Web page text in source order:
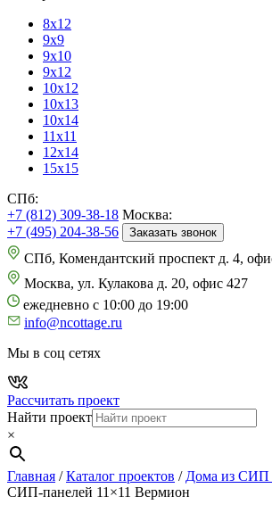
8х12
9х9
9х10
9х12
10х12
10х13
10х14
11х11
12х14
15х15
СПб:
+7 (812) 309-38-18 Москва:
+7 (495) 204-38-56
Заказать звонок
СПб, Комендантский проспект д. 4,
Москва, ул. Кулакова д. 20, офис 427
ежедневно с 10:00 до 19:00
info@ncottage.ru
Мы в соц сетях
Рассчитать проект
Найти проект
×
Главная /Каталог проектов / Дома из СИП
СИП-панелей 11×11 Вермион